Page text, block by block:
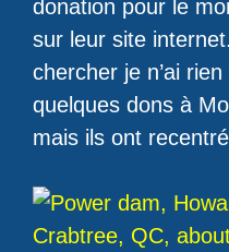
donation pour le
sur leur site
chercher je n’ai
quelques dons à
mais ils ont